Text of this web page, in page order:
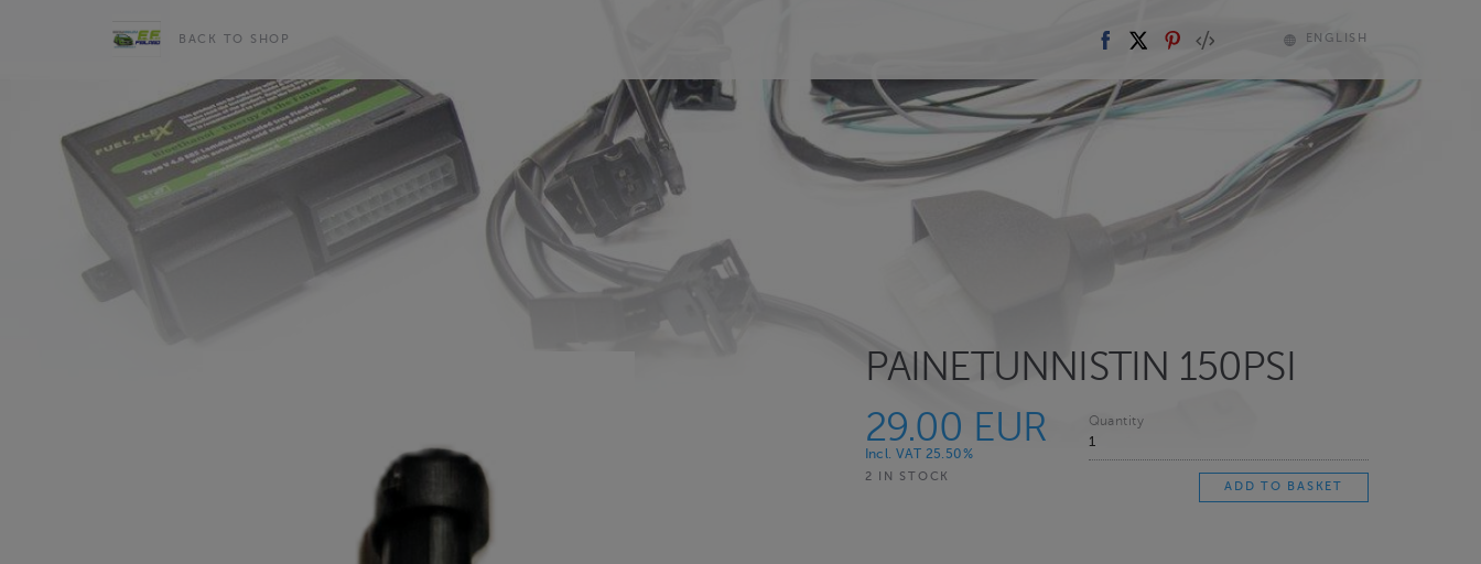
BACK TO SHOP ENGLISH
PAINETUNNISTIN 150PSI
29.00 EUR
Incl. VAT 25.50%
2 IN STOCK
Quantity